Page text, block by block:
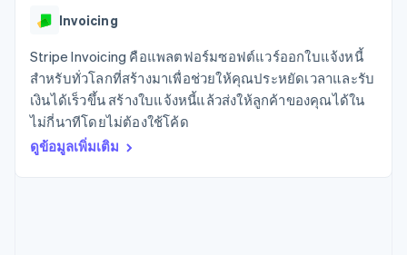
Boost
ยอมรับการ
ชำระเงิน
Link
การชำระเงินที่
รวดเร็วขึ้น
ระบบ
อัตโนมัติ
สำหรับการ
ทำบัญชี
Stripe
Sigma
รายงานที่
ตามอุตสาหกรรม
บริษัท AI
เกม
บริการด้วยเอเจนต์
แหล่งข้อมูล
ตำแหน่งงาน
ห้องข่าว
Stripe Press
การติดต่อ
Invoicing
Stripe Invoicing คือแพลตฟอร์มซอฟต์แวร์ออกใบแจ้งหนี้
สำหรับทั่วโลกที่สร้างมาเพื่อช่วยให้คุณประหยัดเวลาและรับ
เงินได้เร็วขึ้น สร้างใบแจ้งหนี้แล้วส่งให้ลูกค้าของคุณได้ใน
ไม่กี่นาทีโดยไม่ต้องใช้โค้ด
ดูข้อมูลเพิ่มเติม